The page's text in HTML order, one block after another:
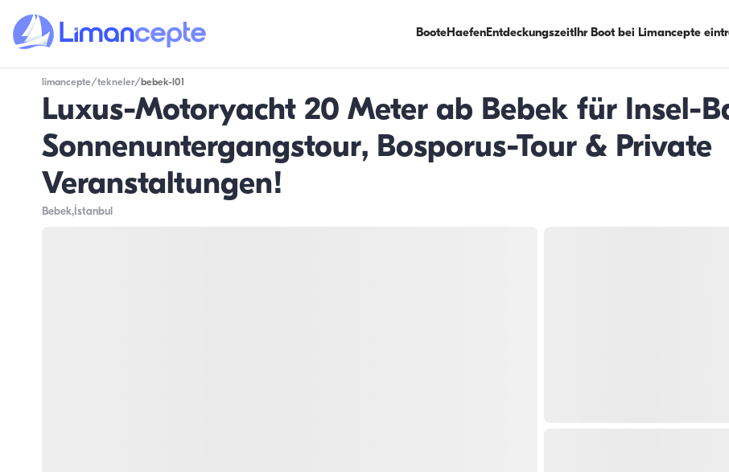
BooteHaefenEntdeckungszeitIhr Boot bei Limancepte
limancepte/tekneler/ bebek-l01
Luxus-Motoryacht 20 Meter ab Bebek für Insel-
Sonnenuntergangstour, Bosporus-Tour & Private
Veranstaltungen!
Bebek,İstanbul